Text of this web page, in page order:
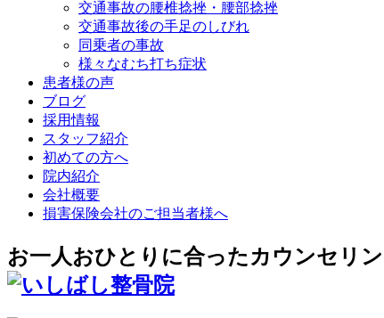
交通事故の腰椎捻挫・腰部捻挫
交通事故後の手足のしびれ
同乗者の事故
様々なむち打ち症状
患者様の声
ブログ
採用情報
スタッフ紹介
初めての方へ
院内紹介
会社概要
損害保険会社のご担当者様へ
お一人おひとりに合ったカウンセリ